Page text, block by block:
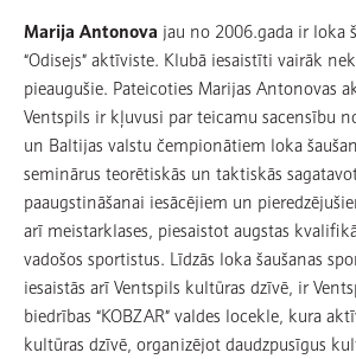
Marija Antonova jau no 2006.gada ir loka
“Odisejs” aktīviste. Klubā iesaistīti vairāk
pieaugušie. Pateicoties Marijas Antonovas
Ventspils ir kļuvusi par teicamu sacensību
un Baltijas valstu čempionātiem loka
seminārus teorētiskās un taktiskās
paaugstināšanai iesācējiem un
arī meistarklases, piesaistot augstas
vadošos sportistus. Līdzās loka šaušanas
iesaistās arī Ventspils kultūras dzīvē, ir
biedrības “KOBZAR” valdes locekle, kura
kultūras dzīvē, organizējot daudzpusīgus